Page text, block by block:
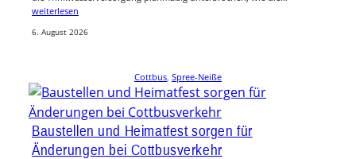
weiterlesen
6. August 2026
Cottbus Spree-Neiße
Baustellen und Heimatfest sorgen für
Änderungen bei Cottbusverkehr